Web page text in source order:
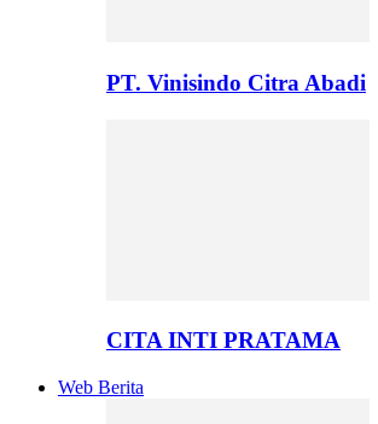
PT. Vinisindo Citra Abadi
CITA INTI PRATAMA
Web Berita